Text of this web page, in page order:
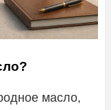
масло,